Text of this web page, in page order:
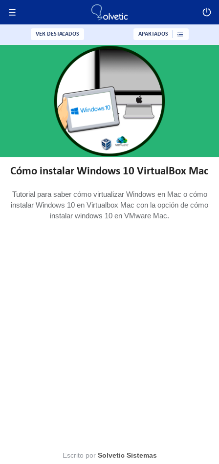
Cómo instalar Windows 10 VirtualBox Mac
Tutorial para saber cómo virtualizar Windows en Mac o cómo
instalar Windows 10 en Virtualbox Mac con la opción de cómo
instalar windows 10 en VMware Mac.
Escrito por Solvetic Sistemas
VER DESTACADOS APARTADOS